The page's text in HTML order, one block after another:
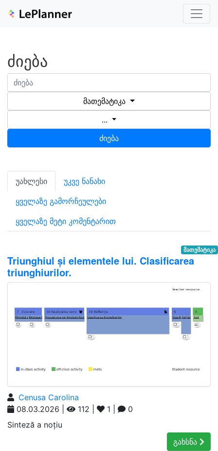
ძიება
მათემატიკა
...
ძიება
უახლესი უკვე ნანახი
ყველაზე გამორჩეულები
ყველაზე მეტი კომენტარით
მათემატიკა
Triunghiul și elementele lui. Clasificarea
triunghiurilor.
Cenusa Carolina
08.03.2026 |
112 | 1 |
0
Sinteză a noțiu
გახსნა